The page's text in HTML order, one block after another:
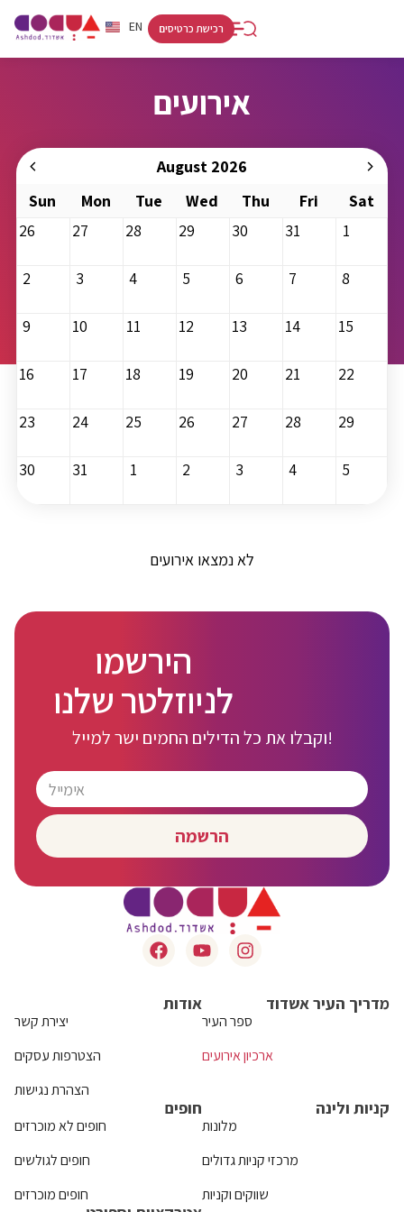
EN
HE
רכישת כרטיסים
אירועים
August 2026
Sun
Mon Tue Wed Thu Fri
Sat
26
27 28 29 30 31 1
2 3 4 5 6 7 8
9 10 11 12 13 14 15
16 17 18 19 20 21 22
23 24 25 26 27 28 29
30 31 1 2 3 4 5
לא נמצאו אירועים
הירשמו
לניוזלטר שלנו
וקבלו את כל הדילים החמים ישר למייל!
הרשמה
אודות
יצירת קשר
הצטרפות עסקים
הצהרת נגישות
מדריך העיר אשדוד
ספר העיר
ארכיון אירועים
חופים
חופים לא מוכרזים
חופים לגולשים
חופים מוכרזים
קניות ולינה
מלונות
מרכזי קניות גדולים
שווקים וקניות